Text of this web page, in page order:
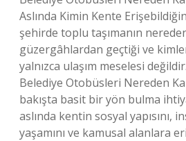
Aslında Kimin Kente
şehirde toplu taşımanın
güzergâhlardan geçtiği ve
yalnızca ulaşım meselesi
Belediye Otobüsleri Nereden
bakışta basit bir yön bulma
aslında kentin sosyal yapısını,
yaşamını ve kamusal alanlara